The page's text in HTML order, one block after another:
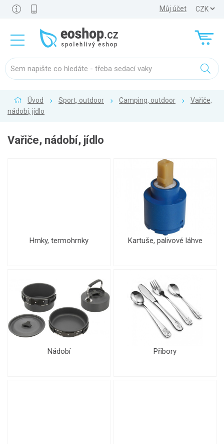
Můj účet
Úvod Sport, outdoor Camping, outdoor
Vařiče,
nádobí, jídlo
Vařiče, nádobí, jídlo
Hrnky, termohrnky Kartuše, palivové láhve
Nádobí Příbory